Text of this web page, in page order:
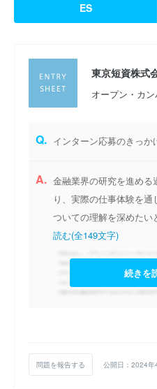
ES
東京短資株式
オープン・カ
Q. インターン応募のきっか
A. 金融業界の研究を進める
り、実際の仕事体験を
ついての理解を深めた
読む(全149文字)
続きを
問題を報告する 公開日：2024年